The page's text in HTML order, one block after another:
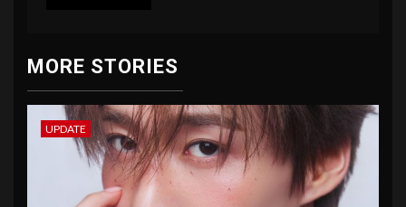
MORE STORIES
UPDATE